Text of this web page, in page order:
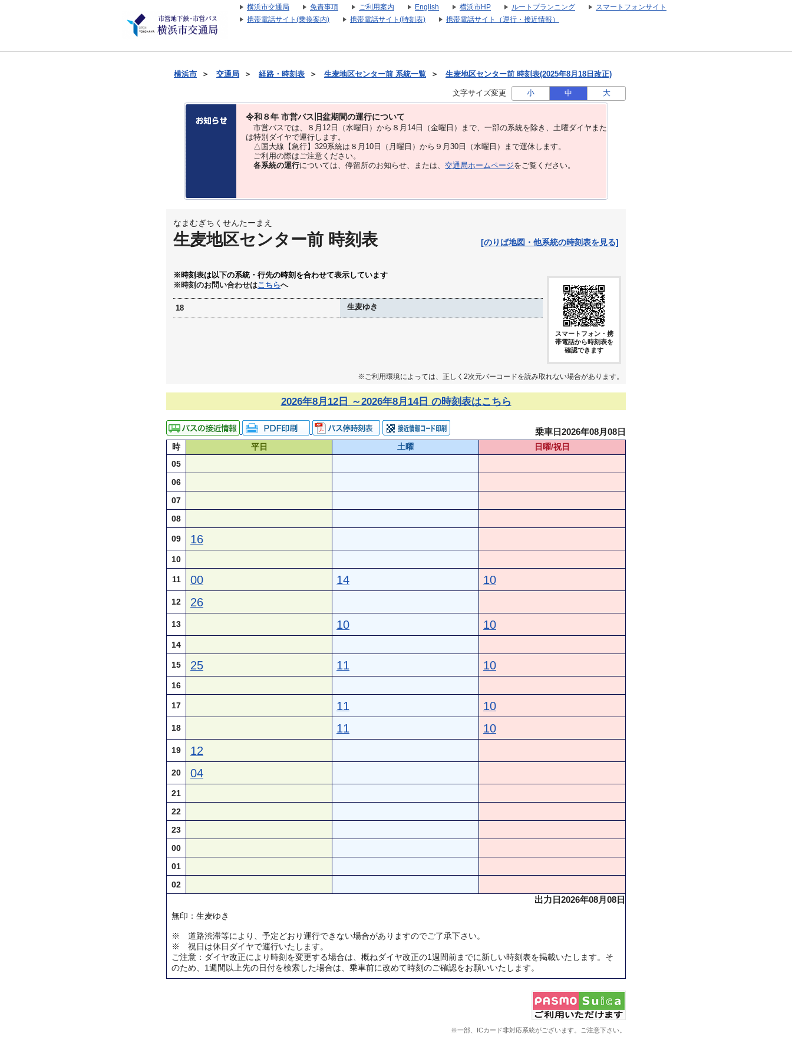
横浜市交通局 免責事項 ご利用案内 English 横浜市HP ルートプランニング
スマートフォンサイト
携帯電話サイト(乗換案内)
携帯電話サイト(時刻表) 携帯電話サイト（運行・接近情報）
横浜市 ＞ 交通局 ＞ 経路・時刻表 ＞ 生麦地区センター前 系統一覧 ＞ 生麦地区センター前 時刻表(2025年8月18日改正)
文字サイズ変更 小 中 大
令和８年 市営バス旧盆期間の運行について
市営バスでは、８⽉12⽇（水曜日）から８⽉14⽇（金曜日）まで、⼀部の系統を除き、⼟曜ダイヤまた
は特別ダイヤで運⾏します。
△国大線【急行】329系統は８月10日（月曜日）から９月30日（水曜日）まで運休します。
ご利用の際はご注意ください。
各系統の運行については、停留所のお知らせ、または、 交通局ホームページをご覧ください。
なまむぎちくせんたーまえ
生麦地区センター前 時刻表 [のりば地図・他系統の時刻表を見る]
※時刻表は以下の系統・行先の時刻を合わせて表示しています
※時刻のお問い合わせはこちらへ
18 生麦ゆき
スマートフォン・携
帯電話から時刻表を
確認できます
※ご利用環境によっては、正しく2次元バーコードを読み取れない場合があります。
2026年8月12日 ～2026年8月14日 の時刻表はこちら
乗車日2026年08月08日
時 平日 土曜
日曜/祝日
05
06
07
08
09 16
10
11 00 14 10
12 26
13 10 10
14
15 25 11 10
16
17 11 10
18 11 10
19 12
20 04
21
22
23
00
01
02
出力日2026年08月08日
無印：生麦ゆき
※ 道路渋滞等により、予定どおり運行できない場合がありますのでご了承下さい。
※ 祝日は休日ダイヤで運行いたします。
ご注意：ダイヤ改正により時刻を変更する場合は、概ねダイヤ改正の1週間前までに新しい時刻表を掲載いたします。そ
のため、1週間以上先の日付を検索した場合は、乗車前に改めて時刻のご確認をお願いいたします。
※一部、ICカード非対応系統がございます。ご注意下さい。